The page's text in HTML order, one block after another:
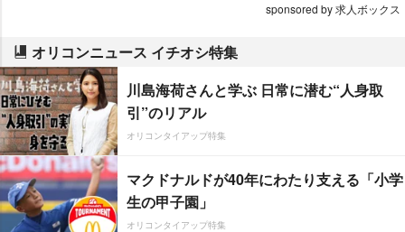
sponsored by 求人ボックス
オリコンニュース イチオシ特集
川島海荷さんと学ぶ 日常に潜む“人身取
引”のリアル
オリコンタイアップ特集
マクドナルドが40年にわたり支える「小学
生の甲子園」
オリコンタイアップ特集